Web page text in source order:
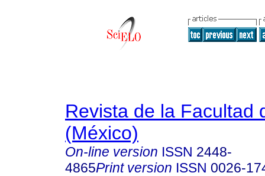
Revista de la Facultad
(México)
On-line version ISSN 2448-
4865Print version ISSN 0026-